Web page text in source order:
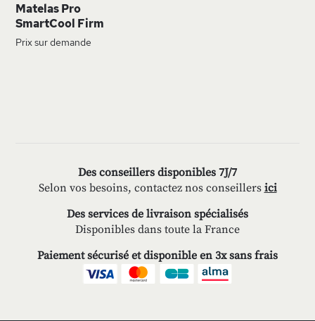
Matelas Pro
SmartCool Firm
Prix sur demande
Des conseillers disponibles 7J/7
Selon vos besoins, contactez nos conseillers ici
Des services de livraison spécialisés
Disponibles dans toute la France
Paiement sécurisé et disponible en 3x sans frais